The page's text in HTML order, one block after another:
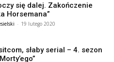
się dalej. Zakończenie
Horsemana”
- 19 lutego 2020
słaby serial – 4. sezon